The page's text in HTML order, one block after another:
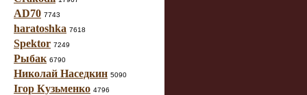
AD70 7743
haratoshka 7618
Spektor 7249
Рыбак 6790
Николай Наседкин 5090
Ігор Кузьменко 4796